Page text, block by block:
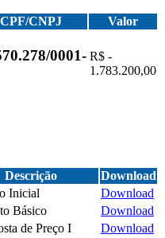
CPF/CNPJ Valor
0001- R$ -
1.783.200,00
Descrição
Download
Inicial
Download
Básico
Download
de Preço I
Download